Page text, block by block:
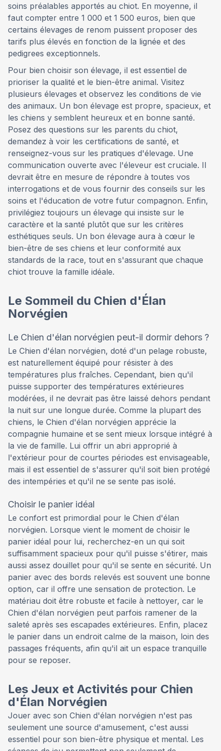
soins préalables apportés au chiot. En moyenne, il
faut compter entre 1 000 et 1 500 euros, bien que
certains élevages de renom puissent proposer des
tarifs plus élevés en fonction de la lignée et des
pedigrees exceptionnels.
Pour bien choisir son élevage, il est essentiel de
prioriser la qualité et le bien-être animal. Visitez
plusieurs élevages et observez les conditions de vie
des animaux. Un bon élevage est propre, spacieux, et
les chiens y semblent heureux et en bonne santé.
Posez des questions sur les parents du chiot,
demandez à voir les certifications de santé, et
renseignez-vous sur les pratiques d'élevage. Une
communication ouverte avec l'éleveur est cruciale. Il
devrait être en mesure de répondre à toutes vos
interrogations et de vous fournir des conseils sur les
soins et l'éducation de votre futur compagnon. Enfin,
privilégiez toujours un élevage qui insiste sur le
caractère et la santé plutôt que sur les critères
esthétiques seuls. Un bon élevage aura à cœur le
bien-être de ses chiens et leur conformité aux
standards de la race, tout en s'assurant que chaque
chiot trouve la famille idéale.
Le Sommeil du Chien d'Élan
Norvégien
Le Chien d'élan norvégien peut-il dormir dehors ?
Le Chien d'élan norvégien, doté d'un pelage robuste,
est naturellement équipé pour résister à des
températures plus fraîches. Cependant, bien qu'il
puisse supporter des températures extérieures
modérées, il ne devrait pas être laissé dehors pendant
la nuit sur une longue durée. Comme la plupart des
chiens, le Chien d'élan norvégien apprécie la
compagnie humaine et se sent mieux lorsque intégré à
la vie de famille. Lui offrir un abri approprié à
l'extérieur pour de courtes périodes est envisageable,
mais il est essentiel de s'assurer qu'il soit bien protégé
des intempéries et qu'il ne se sente pas isolé.
Choisir le panier idéal
Le confort est primordial pour le Chien d'élan
norvégien. Lorsque vient le moment de choisir le
panier idéal pour lui, recherchez-en un qui soit
suffisamment spacieux pour qu'il puisse s'étirer, mais
aussi assez douillet pour qu'il se sente en sécurité. Un
panier avec des bords relevés est souvent une bonne
option, car il offre une sensation de protection. Le
matériau doit être robuste et facile à nettoyer, car le
Chien d'élan norvégien peut parfois ramener de la
saleté après ses escapades extérieures. Enfin, placez
le panier dans un endroit calme de la maison, loin des
passages fréquents, afin qu'il ait un espace tranquille
pour se reposer.
Les Jeux et Activités pour Chien
d'Élan Norvégien
Jouer avec son Chien d'élan norvégien n'est pas
seulement une source d'amusement, c'est aussi
essentiel pour son bien-être physique et mental. Les